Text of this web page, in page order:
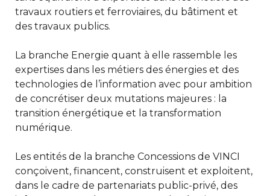
travaux routiers et ferroviaires, du bâtiment et
des travaux publics.
La branche Energie quant à elle rassemble les
expertises dans les métiers des énergies et des
technologies de l’information avec pour ambition
de concrétiser deux mutations majeures : la
transition énergétique et la transformation
numérique.
Les entités de la branche Concessions de VINCI
conçoivent, financent, construisent et exploitent,
dans le cadre de partenariats public-privé, des